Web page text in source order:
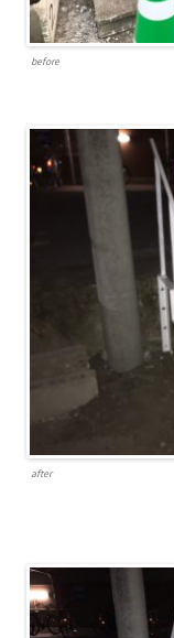
before
after